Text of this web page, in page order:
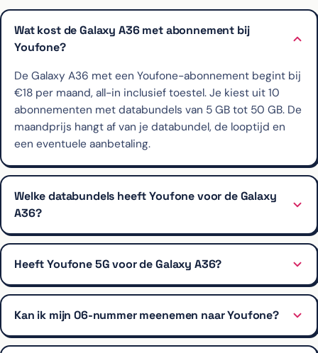
Wat kost de Galaxy A36 met abonnement bij
Youfone?
De Galaxy A36 met een Youfone-abonnement begint bij
€18 per maand, all-in inclusief toestel. Je kiest uit 10
abonnementen met databundels van 5 GB tot 50 GB. De
maandprijs hangt af van je databundel, de looptijd en
een eventuele aanbetaling.
Welke databundels heeft Youfone voor de Galaxy
A36?
Heeft Youfone 5G voor de Galaxy A36?
Kan ik mijn 06-nummer meenemen naar Youfone?